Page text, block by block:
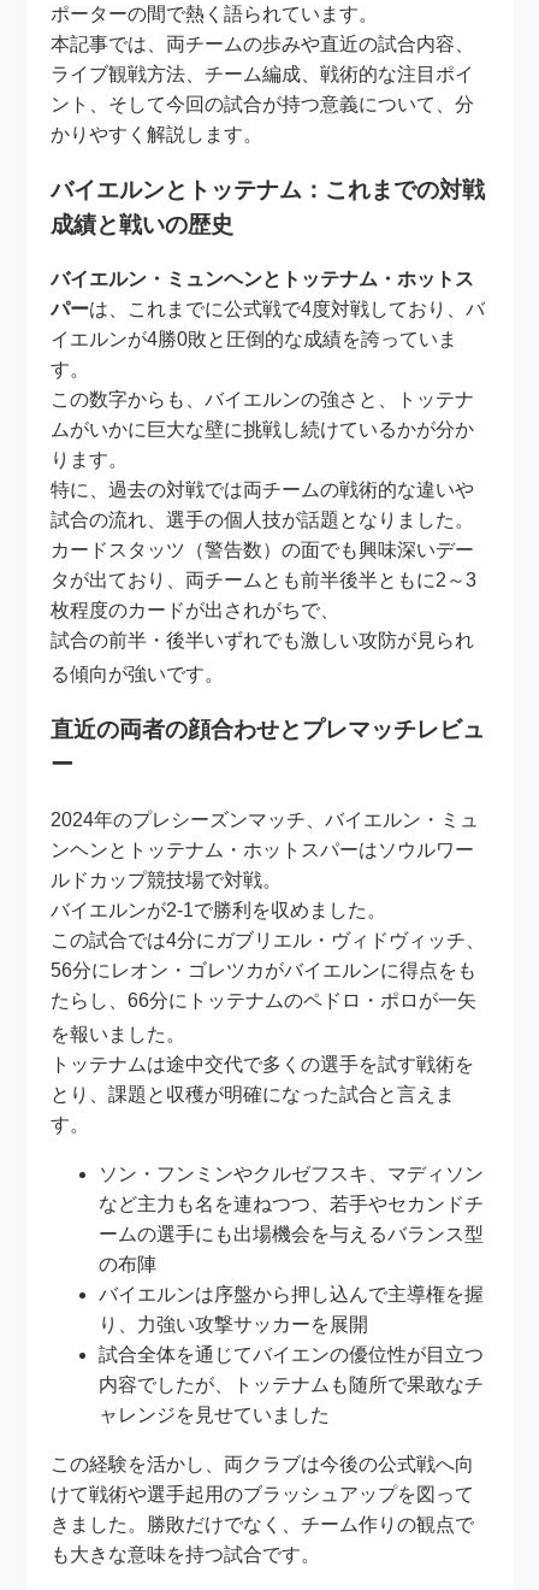
ポーターの間で熱く語られています。
本記事では、両チームの歩みや直近の試合内容、
ライブ観戦方法、チーム編成、戦術的な注目ポイ
ント、そして今回の試合が持つ意義について、分
かりやすく解説します。
バイエルンとトッテナム：これまでの対戦
成績と戦いの歴史
バイエルン・ミュンヘンとトッテナム・ホットス
パーは、これまでに公式戦で4度対戦しており、バ
イエルンが4勝0敗と圧倒的な成績を誇っていま
す。
この数字からも、バイエルンの強さと、トッテナ
ムがいかに巨大な壁に挑戦し続けているかが分か
ります。
特に、過去の対戦では両チームの戦術的な違いや
試合の流れ、選手の個人技が話題となりました。
カードスタッツ（警告数）の面でも興味深いデー
タが出ており、両チームとも前半後半ともに2～3
枚程度のカードが出されがちで、
試合の前半・後半いずれでも激しい攻防が見られ
る傾向が強いです。
直近の両者の顔合わせとプレマッチレビュ
ー
2024年のプレシーズンマッチ、バイエルン・ミュ
ンヘンとトッテナム・ホットスパーはソウルワー
ルドカップ競技場で対戦。
バイエルンが2-1で勝利を収めました。
この試合では4分にガブリエル・ヴィドヴィッチ、
56分にレオン・ゴレツカがバイエルンに得点をも
たらし、66分にトッテナムのペドロ・ポロが一矢
を報いました。
トッテナムは途中交代で多くの選手を試す戦術を
とり、課題と収穫が明確になった試合と言えま
す。
ソン・フンミンやクルゼフスキ、マディソン
など主力も名を連ねつつ、若手やセカンドチ
ームの選手にも出場機会を与えるバランス型
の布陣
バイエルンは序盤から押し込んで主導権を握
り、力強い攻撃サッカーを展開
試合全体を通じてバイエンの優位性が目立つ
内容でしたが、トッテナムも随所で果敢なチ
ャレンジを見せていました
この経験を活かし、両クラブは今後の公式戦へ向
けて戦術や選手起用のブラッシュアップを図って
きました。勝敗だけでなく、チーム作りの観点で
も大きな意味を持つ試合です。